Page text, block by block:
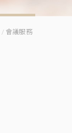
/ 會議服務